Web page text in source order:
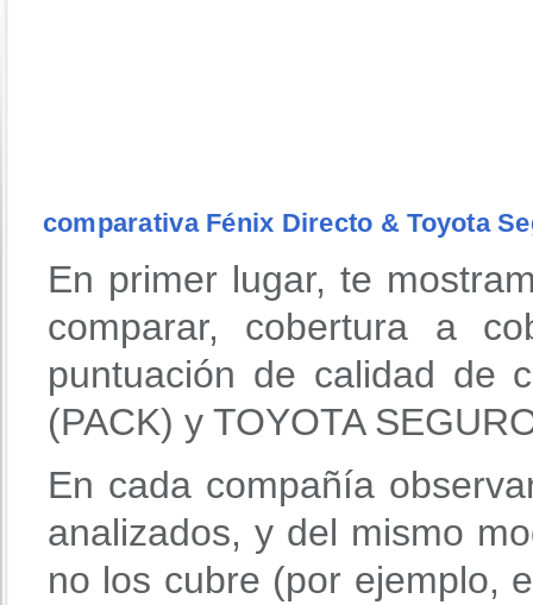
comparativa Fénix Directo & Toyota
En primer lugar, te
comparar, cobertura a
puntuación de calidad de
(PACK) y TOYOTA
En cada compañía
analizados, y del mismo
no los cubre (por ejemplo,